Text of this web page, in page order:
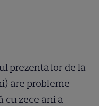
prezentator de la
are probleme
cu zece ani a